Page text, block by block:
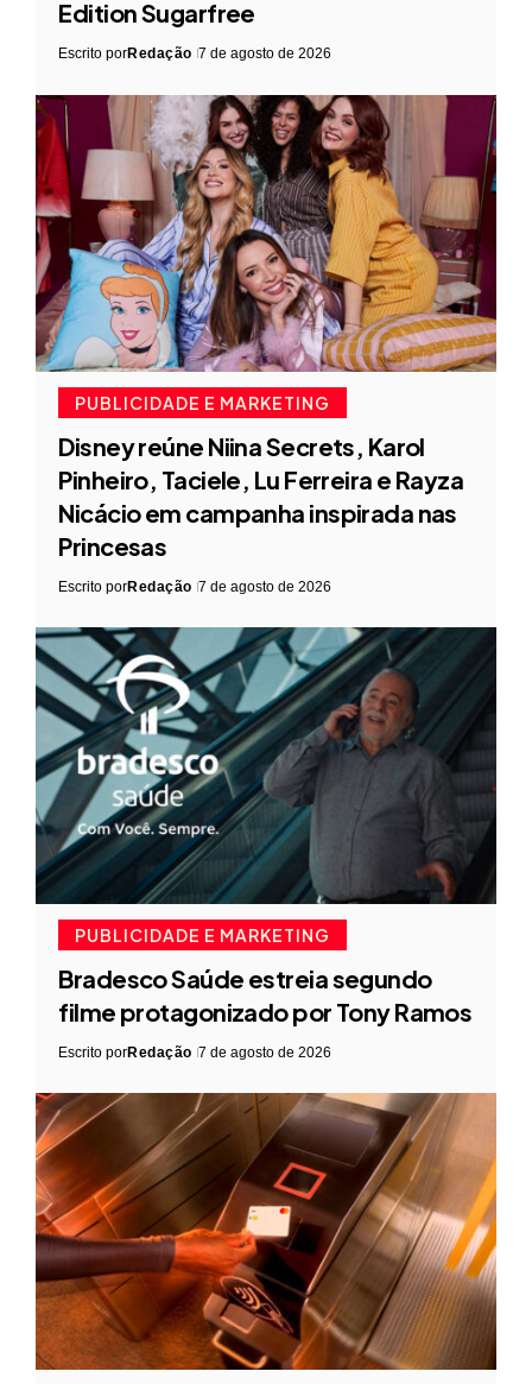
Edition Sugarfree
Escrito porRedação 7 de agosto de 2026
PUBLICIDADE E MARKETING
Disney reúne Niina Secrets, Karol
Pinheiro, Taciele, Lu Ferreira e Rayza
Nicácio em campanha inspirada nas
Princesas
Escrito porRedação 7 de agosto de 2026
PUBLICIDADE E MARKETING
Bradesco Saúde estreia segundo
filme protagonizado por Tony Ramos
Escrito porRedação 7 de agosto de 2026